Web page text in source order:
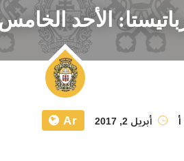
الأحد
أبريل 2, 2017 Ar